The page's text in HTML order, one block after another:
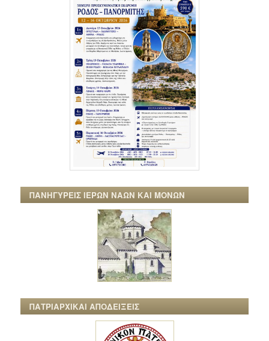
ΠΑΝΗΓΥΡΕΙΣ ΙΕΡΩΝ ΝΑΩΝ ΚΑΙ ΜΟΝΩΝ
ΠΑΤΡΙΑΡΧΙΚΑΙ ΑΠΟΔΕΙΞΕΙΣ